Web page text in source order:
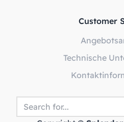
Customer
Technische